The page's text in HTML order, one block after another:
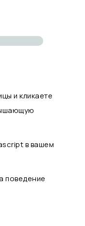
и кликаете
в вашем
поведение